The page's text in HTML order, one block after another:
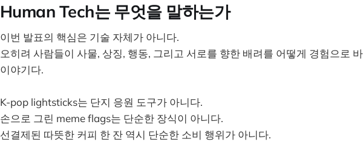
Human Tech는 무엇을 말하는가
이번 발표의 핵심은 기술 자체가 아니다.
오히려 사람들이 사물, 상징, 행동, 그리고 서로를 향한 배려를 어떻게 경험으로
이야기다.
K-pop lightsticks는 단지 응원 도구가 아니다.
손으로 그린 meme flags는 단순한 장식이 아니다.
선결제된 따뜻한 커피 한 잔 역시 단순한 소비 행위가 아니다.